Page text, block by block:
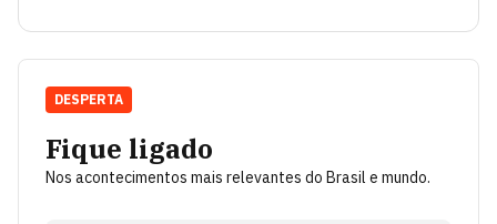
Fique ligado
Nos acontecimentos mais relevantes do Brasil e mundo.
DESPERTA